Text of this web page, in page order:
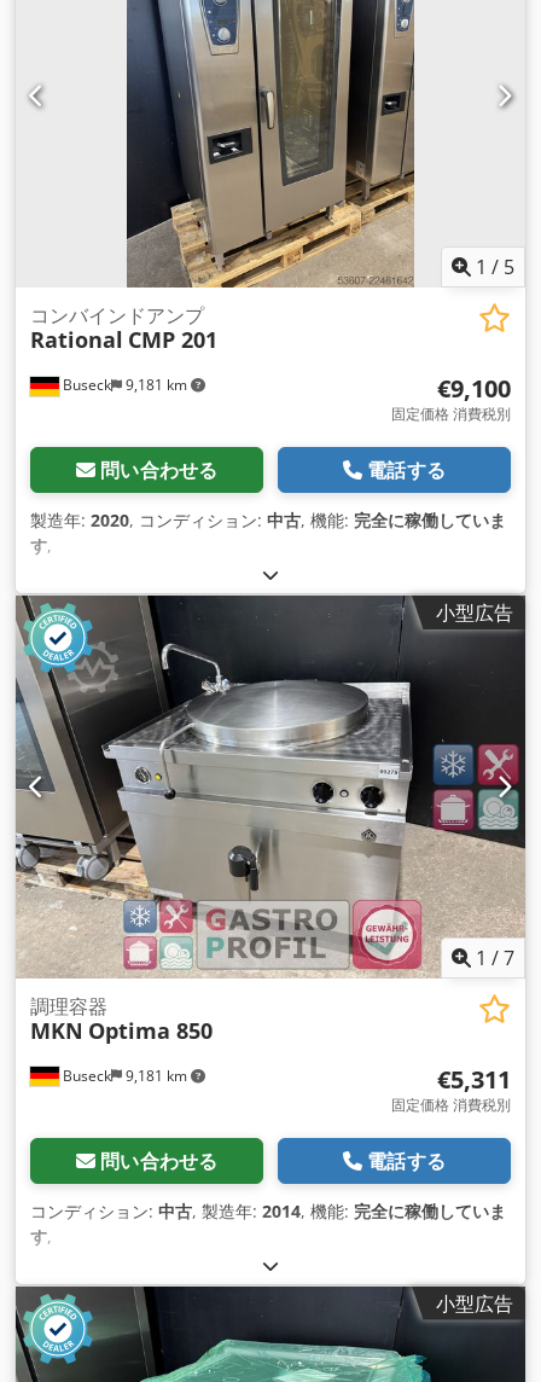
1 / 5
Buseck 9,181 km
コンバインドアンプ
Rational CMP 201
€9,100
固定価格 消費税別
問い合わせる 電話する
製造年: 2020, コンディション: 中古, 機能: 完全に稼働していま
す,
小型広告
1 /7
Buseck 9,181 km
調理容器
MKN Optima 850
€5,311
固定価格 消費税別
問い合わせる 電話する
コンディション: 中古, 製造年: 2014, 機能: 完全に稼働していま
す,
小型広告